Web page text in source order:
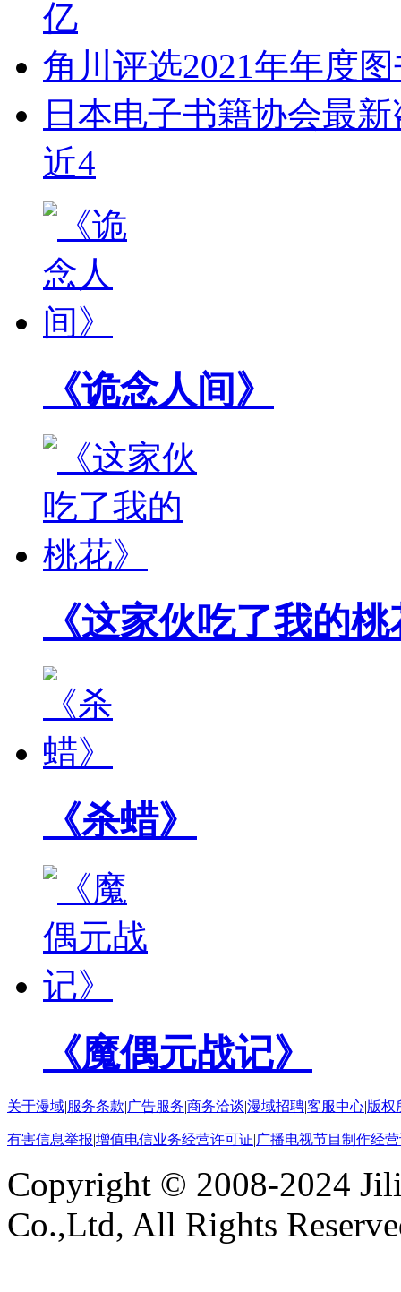
亿
角川评选2021年年度
日本电子书籍协会最
近4
《诡念人间》
《这家伙吃了我的
《杀蜡》
《魔偶元战记》
关于漫域|服务条款|广告服务|商务洽谈|漫域招聘|客服中心|版权
有害信息举报|增值电信业务经营许可证|广播电视节目制作经
Copyright © 2008-2024
Co.,Ltd, All Rights